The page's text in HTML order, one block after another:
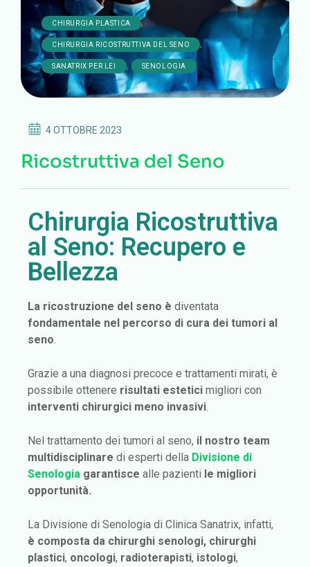
CHIRURGIA PLASTICA ,
CHIRURGIA RICOSTRUTTIVA DEL SENO ,
SANATRIX PER LEI , SENOLOGIA
4 OTTOBRE 2023
Ricostruttiva del Seno
Chirurgia Ricostruttiva
al Seno: Recupero e
Bellezza
La ricostruzione del seno è diventata
fondamentale nel percorso di cura dei tumori al
seno.
Grazie a una diagnosi precoce e trattamenti mirati, è
possibile ottenere risultati estetici migliori con
interventi chirurgici meno invasivi.
Nel trattamento dei tumori al seno, il nostro team
multidisciplinare di esperti della Divisione di
Senologia garantisce alle pazienti le migliori
opportunità.
La Divisione di Senologia di Clinica Sanatrix, infatti,
è composta da chirurghi senologi, chirurghi
plastici, oncologi, radioterapisti, istologi,